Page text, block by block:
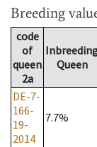
Breeding
code
of
queen
2a
Queen
DE-7-
166-
19-
2014
7.7%